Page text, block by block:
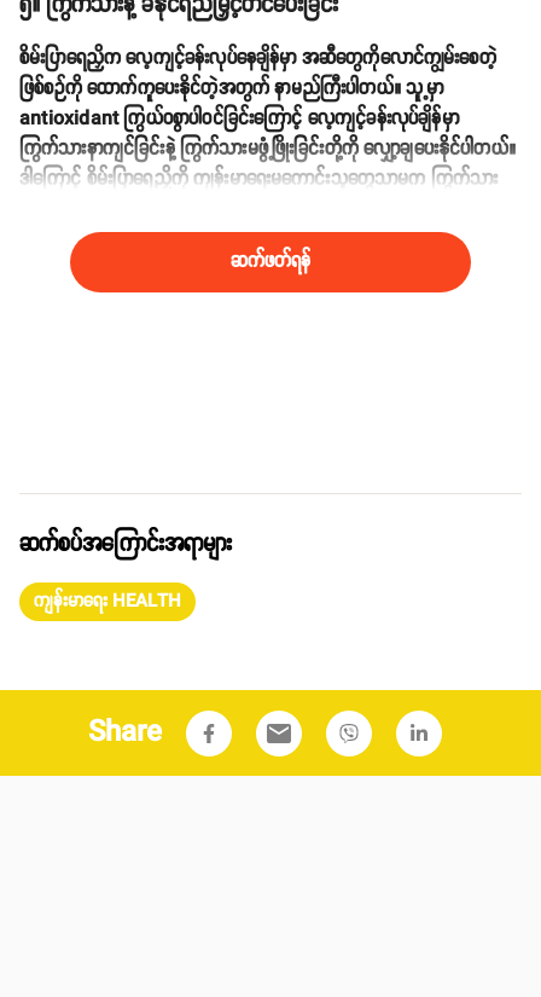
စိမ်းပြာရေညှိက လေ့ကျင့်ခန်းလုပ်နေချိန်မှာ အဆီတွေကိုလောင်ကျွမ်းစေတဲ့
ဖြစ်စဉ်ကို ထောက်ကူပေးနိုင်တဲ့အတွက် နာမည်ကြီးပါတယ်။ သူ့မှာ
antioxidant ကြွယ်ဝစွာပါဝင်ခြင်းကြောင့် လေ့ကျင့်ခန်းလုပ်ချိန်မှာ
ကြွက်သားနာကျင်ခြင်းနဲ့ ကြွက်သားမဖွံ့ဖြိုးခြင်းတို့ကို လျှော့ချပေးနိုင်ပါတယ်။
ဒါကြောင့် စိမ်းပြာရေညှိကို ကျန်းမာရေးမကောင်းသူတွေသာမက ကြွက်သား
ဆက်ဖတ်ရန်
ဆက်စပ်အကြောင်းအရာများ
ကျန်းမာရေး HEALTH
Share email